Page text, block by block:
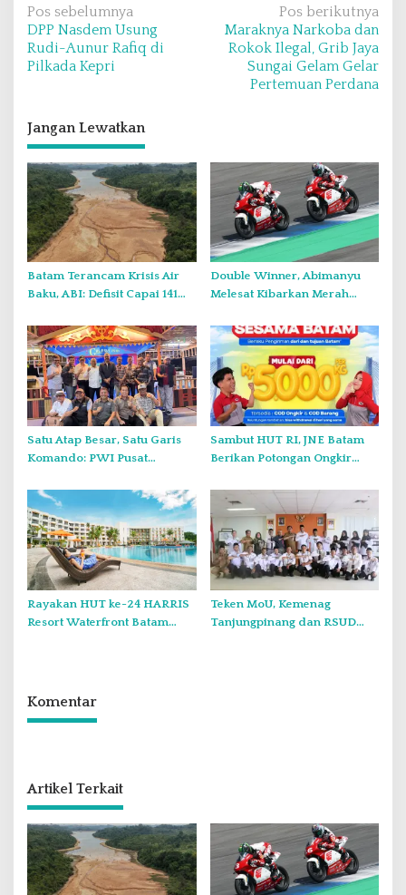
N
a
v
g
a
s
i
p
o
s
Pos sebelumnya
DPP Nasdem Usung
Rudi-Aunur Rafiq di
Pilkada Kepri
Pos berikutnya
Maraknya Narkoba dan
Rokok Ilegal, Grib Jaya
Sungai Gelam Gelar
Pertemuan Perdana
Jangan Lewatkan
Batam Terancam Krisis Air
Baku, ABI: Defisit Capai 141
Double Winner, Abimanyu
Melesat Kibarkan Merah
Satu Atap Besar, Satu Garis
Komando: PWI Pusat
pada PWI Kepri
Sambut HUT RI, JNE Batam
Berikan Potongan Ongkir
Rayakan HUT ke-24 HARRIS
Resort Waterfront Batam
Teken MoU, Kemenag
Tanjungpinang dan RSUD
Komentar
Artikel Terkait